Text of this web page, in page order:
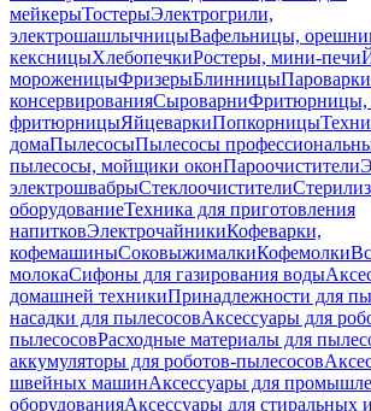
мейкерыТостерыЭлектрогрили,
электрошашлычницыВафельницы,
кексницыХлебопечкиРостеры, мини-печи
мороженицыФризерыБлинницыПароварки
консервированияСыроварниФритюрницы,
фритюрницыЯйцеваркиПопкорницы
домаПылесосыПылесосы
пылесосы, мойщики оконПароочистители
электрошвабрыСтеклоочистители
оборудованиеТехника для приготовления
напитковЭлектрочайникиКофеварки,
кофемашиныСоковыжималкиКофемолки
молокаСифоны для газирования воды
домашней техникиПринадлежности для
насадки для пылесосовАксессуары для
пылесосовРасходные материалы для
аккумуляторы для роботов-пылесосов
швейных машинАксессуары для
оборудованияАксессуары для стиральных